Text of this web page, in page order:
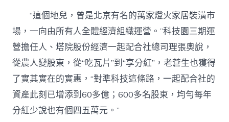
“這個地兒，曾是北京有名的萬家燈火家居裝潢市
場，一向由所有人全體經濟組織運營。”科技園三期運
營擔任人、塔院股份經濟一起配合社總司理張奧說，
從農人變股東，從“吃瓦片”到“享分紅”，老蒼生也獲得
了實其實在的實惠，“對準科技這條路，一起配合社的
資產此刻已增添到60多億；600多名股東，均勻每年
分紅少說也有個四五萬元。”